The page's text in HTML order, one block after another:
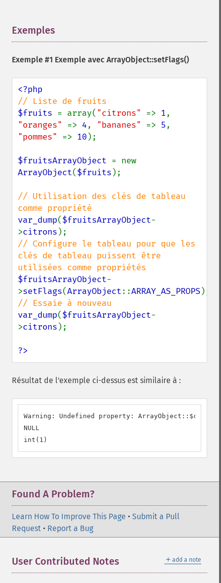
Exemples
Exemple #1 Exemple avec ArrayObject::setFlags()
$fruits = array( "citrons" => 1
"oranges" => 4, "bananes" => 5
"pommes" => 10 );
$fruitsArrayObject
ArrayObject($fruits );
// Utilisation des clés de tableau
var_dump($fruitsArrayObject-
>citrons
// Configure le tableau pour que les
clés de tableau puissent être
$fruitsArrayObject-
>setFlags(ArrayObject::ARRAY_AS_PROPS
var_dump($fruitsArrayObject-
>citrons );
?>
Résultat de l'exemple ci-dessus est similaire à :
Warning: Undefined property:
NULL
int(1)
Found A Problem?
Learn How To Improve This Page • Submit a Pull
Request • Report a Bug
＋ add a note
User Contributed Notes